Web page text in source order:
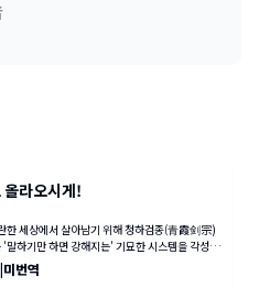
라오시게!
한 세상에서 살아남기 위해 청하검종(青霞剑宗)
하기만 하면 강해지는' 기묘한 시스템을 각성한
|미번역